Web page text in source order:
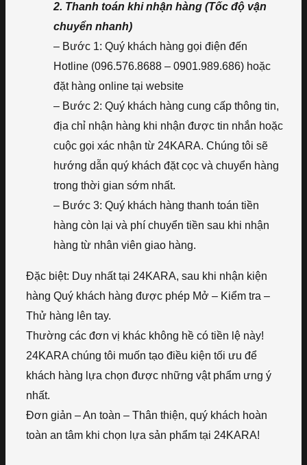
2. Thanh toán khi nhận hàng (Tốc độ vận
chuyển nhanh)
– Bước 1: Quý khách hàng gọi điện đến
Hotline (096.576.8688 – 0901.989.686) hoặc
đặt hàng online tại website
– Bước 2: Quý khách hàng cung cấp thông tin,
địa chỉ nhận hàng khi nhận được tin nhắn hoặc
cuộc gọi xác nhận từ 24KARA. Chúng tôi sẽ
hướng dẫn quý khách đặt cọc và chuyển hàng
trong thời gian sớm nhất.
– Bước 3: Quý khách hàng thanh toán tiền
hàng còn lại và phí chuyển tiền sau khi nhận
hàng từ nhân viên giao hàng.
Đặc biệt: Duy nhất tại 24KARA, sau khi nhận kiện
hàng Quý khách hàng được phép Mở – Kiểm tra –
Thử hàng lên tay.
Thường các đơn vị khác không hề có tiền lệ này!
24KARA chúng tôi muốn tạo điều kiện tối ưu để
khách hàng lựa chọn được những vật phẩm ưng ý
nhất.
Đơn giản – An toàn – Thân thiện, quý khách hoàn
toàn an tâm khi chọn lựa sản phẩm tại 24KARA!